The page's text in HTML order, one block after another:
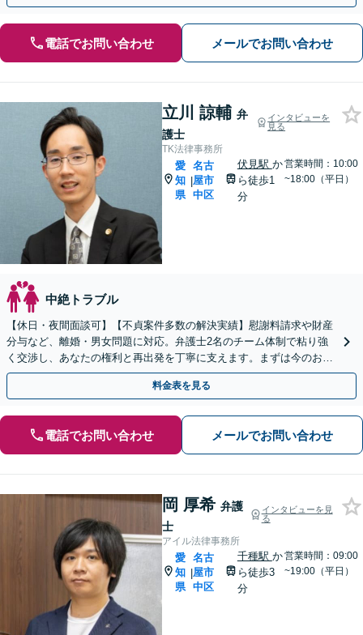
電話でお問い合わせ メールでお問い合わせ
立川 諒輔 弁
護士
インタビューを
見る
TK法律事務所
愛
知
県
|
名古
屋市
中区
伏見駅 か
ら徒歩1
分
営業時間：10:00
~18:00（平日）
中絶トラブル
【休日・夜間面談可】【不貞案件多数の解決実績】慰謝料請求や財産
分与など、離婚・男女問題に対応。弁護士2名のチーム体制で粘り強
く交渉し、あなたの権利と再出発を丁寧に支えます。まずは今のお悩
みをお聞かせください。
料金表を見る
電話でお問い合わせ メールでお問い合わせ
岡 厚希 弁護
士
インタビューを見
る
アイル法律事務所
愛
知
県
|
名古
屋市
中区
千種駅 か
ら徒歩3
分
営業時間：09:00
~19:00（平日）